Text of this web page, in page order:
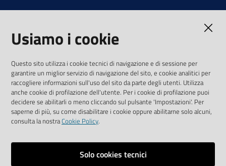
Note legali
Media Policy
SEGUICI SU
YoutubeTwitterLinkedinFacebookInstagram
Usiamo i cookie
Questo sito utilizza i cookie tecnici di navigazione e di sessione per
garantire un miglior servizio di navigazione del sito, e cookie analitici per
raccogliere informazioni sull'uso del sito da parte degli utenti. Utilizza
anche cookie di profilazione dell'utente. Per i cookie di profilazione puoi
decidere se abilitarli o meno cliccando sul pulsante 'Impostazioni'. Per
saperne di più, su come disabilitare i cookie oppure abilitarne solo alcuni,
consulta la nostraCookie Policy.
Solo cookies tecnici